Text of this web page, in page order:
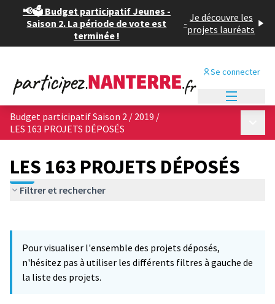
📢🗳️ Budget participatif Jeunes -
Saison 2. La période de vote est
terminée !
- Je découvre les
projets lauréats
Se connecter
Budget participatif Saison 2 / 2019 /
LES 163 PROJETS DÉPOSÉS
LES 163 PROJETS DÉPOSÉS
Filtrer et rechercher
−
Pour visualiser l'ensemble des projets déposés,
n'hésitez pas à utiliser les différents filtres à gauche de
la liste des projets.